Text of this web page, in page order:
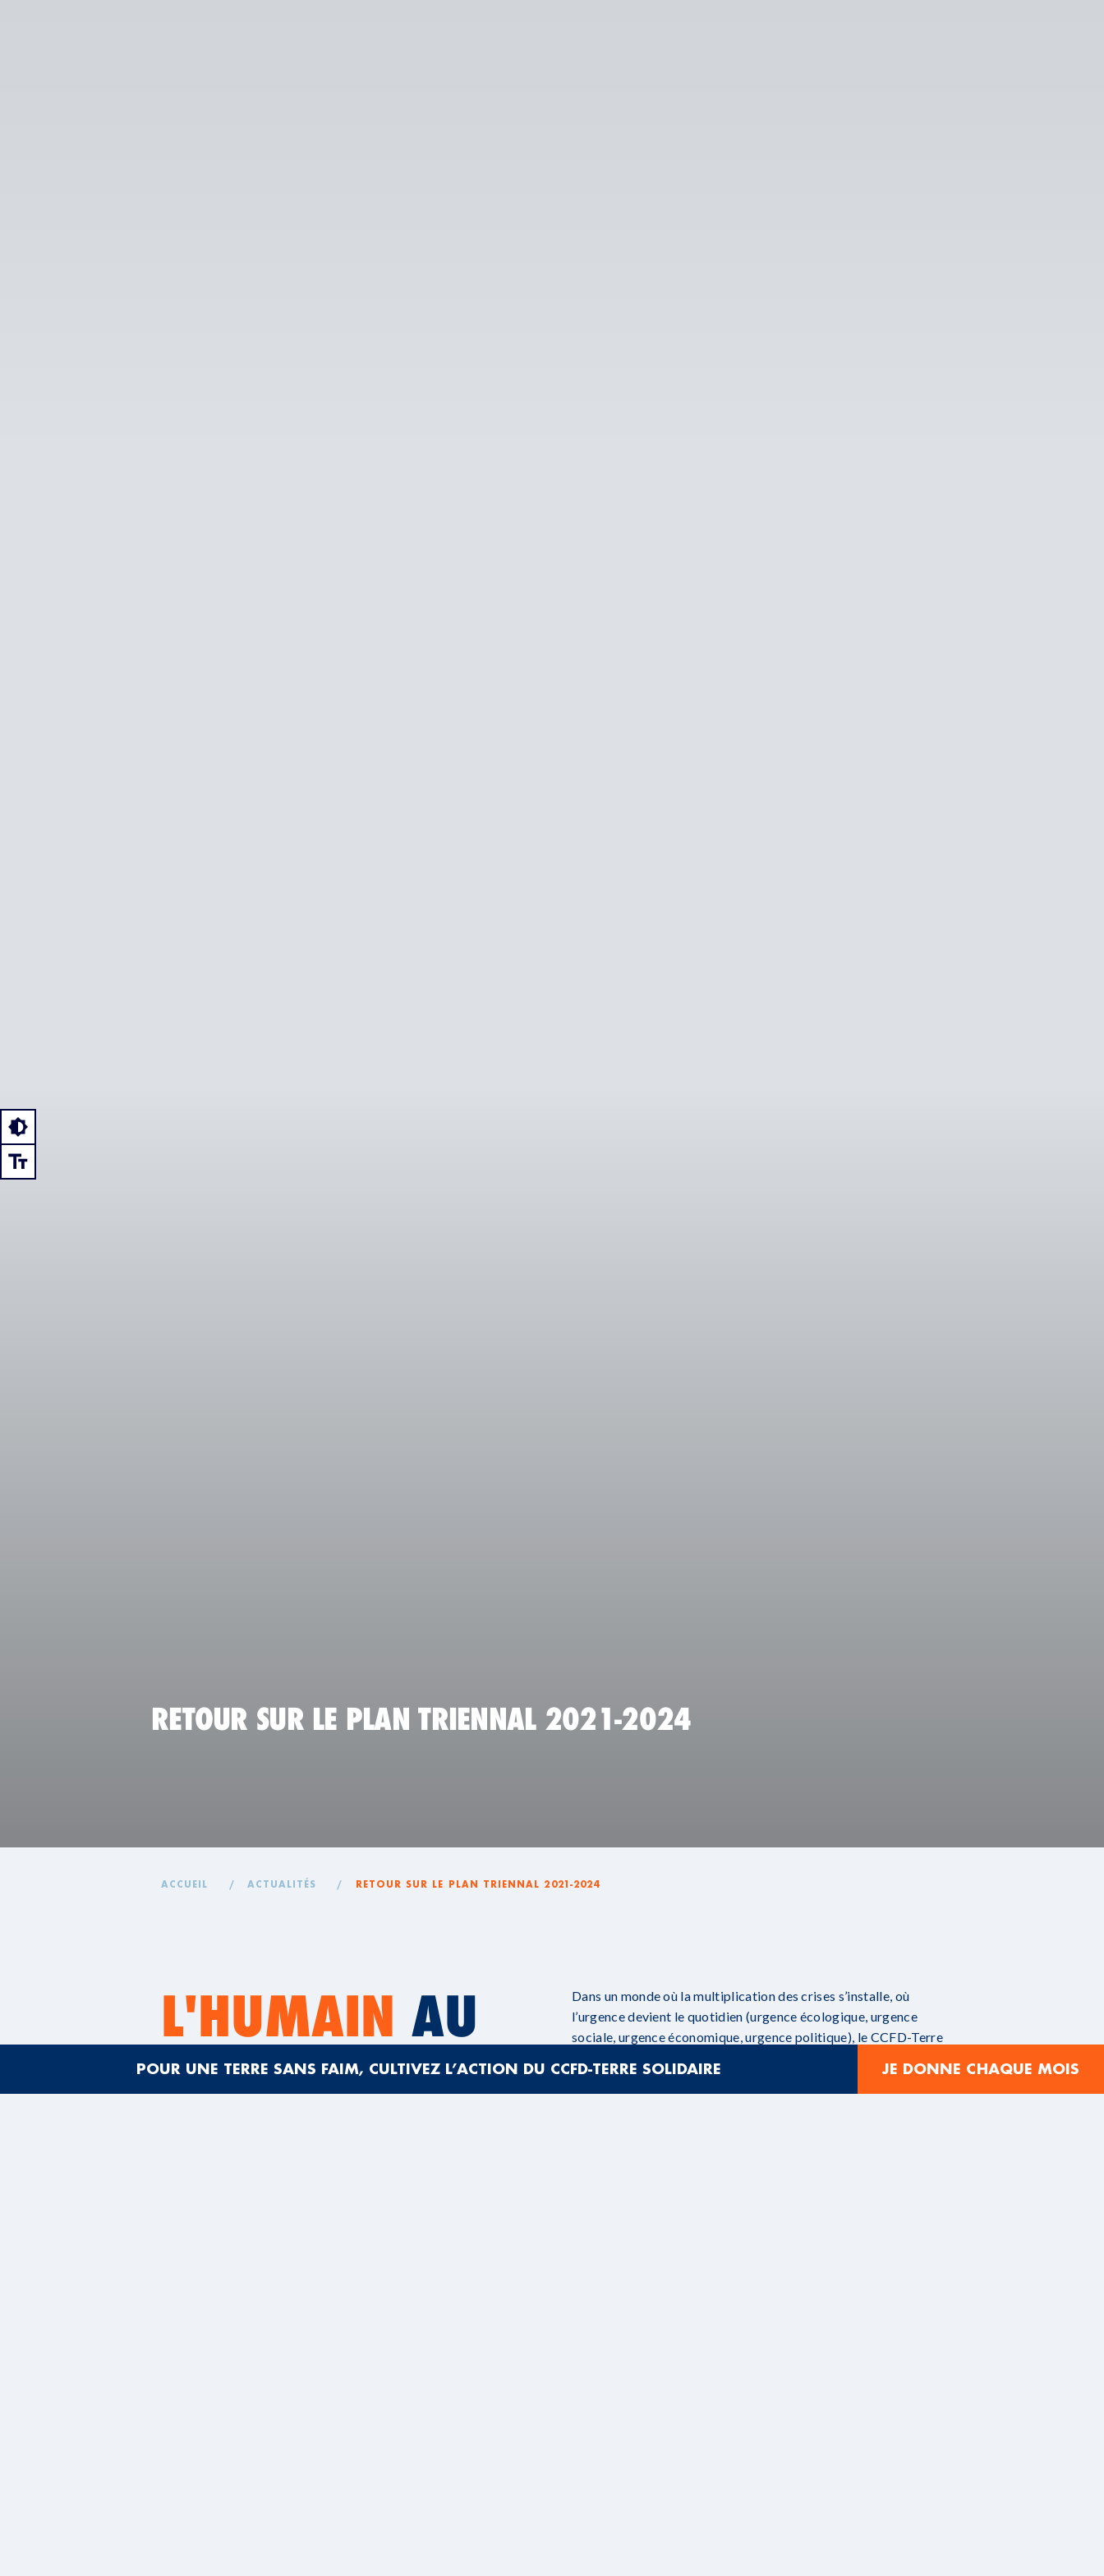
RETOUR SUR LE PLAN TRIENNAL 2021-2024
ACCUEIL / ACTUALITÉS / RETOUR SUR LE PLAN TRIENNAL 2021-2024
L'HUMAIN AU
CŒUR DE TOUT
Dans un monde où la multiplication des crises s’installe, où
l’urgence devient le quotidien (urgence écologique, urgence
sociale, urgence économique, urgence politique), le CCFD-Terre
Il continue de croire en la force de la solidarité internationale. Il
place l’humain au cœur de tout pour préparer l’avenir. Il est
POUR UNE TERRE SANS FAIM, CULTIVEZ L’ACTION DU CCFD-TERRE SOLIDAIRE JE DONNE CHAQUE MOIS